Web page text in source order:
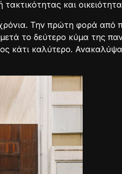
τακτικότητας και
Την πρώτη φορά από
το δεύτερο κύμα της
κάτι καλύτερο.